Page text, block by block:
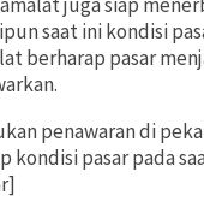
saat ini kondisi
berharap pasar
penawaran di
kondisi pasar pada